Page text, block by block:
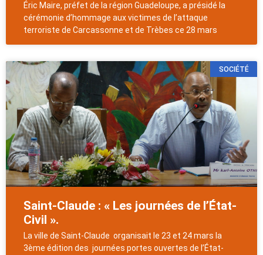
Éric Maire, préfet de la région Guadeloupe, a présidé la
cérémonie d’hommage aux victimes de l’attaque
terroriste de Carcassonne et de Trèbes ce 28 mars
SOCIÉTÉ
Saint-Claude : « Les journées de l’État-
Civil ».
La ville de Saint-Claude organisait le 23 et 24 mars la
3ème édition des journées portes ouvertes de l’État-